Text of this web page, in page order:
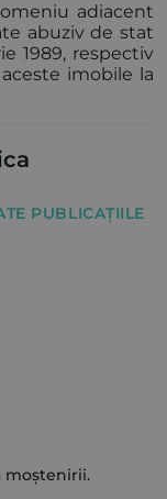
adiacent
abuziv de stat
1989, respectiv
imobile la
PUBLICAȚIILE
moștenirii.